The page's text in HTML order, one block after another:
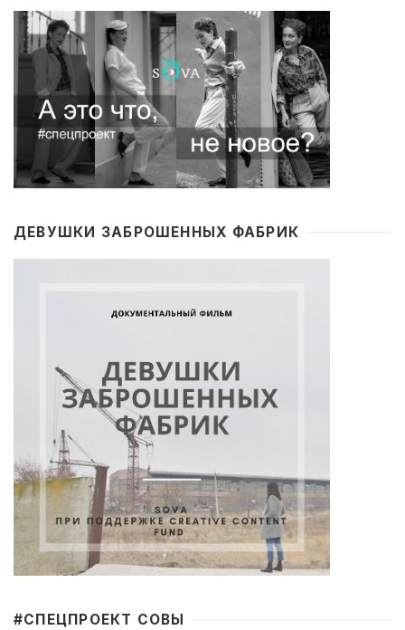
ДЕВУШКИ ЗАБРОШЕННЫХ ФАБРИК
#CПЕЦПРОЕКТ СОВЫ